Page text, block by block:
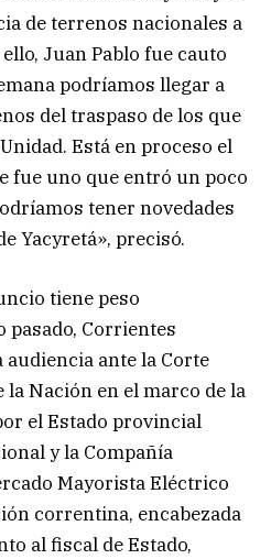
de terrenos nacionales a
Juan Pablo fue cauto
podríamos llegar a
del traspaso de los que
Está en proceso el
fue uno que entró un poco
tener novedades
Yacyretá», precisó.
tiene peso
Corrientes
ante la Corte
la Nación en el marco de la
el Estado provincial
y la Compañía
Mayorista Eléctrico
correntina, encabezada
al fiscal de Estado,